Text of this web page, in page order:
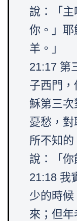
說：「
你。」耶
羊。」
21:17 第
子西門
穌第三
憂愁，
所不知
說：「你
21:18 我
少的時
來；但